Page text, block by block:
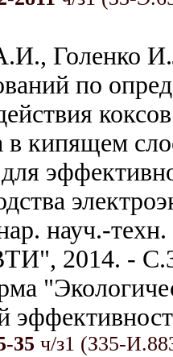
Голенко
по
в кипящем
науч.-
2014. -
35 ч/з1 (З35-